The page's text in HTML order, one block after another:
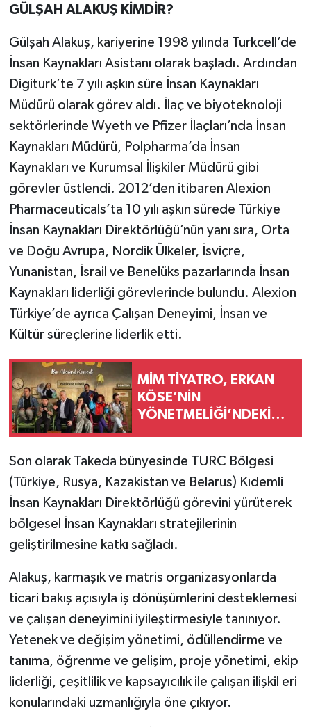
GÜLŞAH ALAKUŞ KİMDİR?
Gülşah Alakuş, kariyerine 1998 yılında Turkcell’de
İnsan Kaynakları Asistanı olarak başladı. Ardından
Digiturk’te 7 yılı aşkın süre İnsan Kaynakları
Müdürü olarak görev aldı. İlaç ve biyoteknoloji
sektörlerinde Wyeth ve Pfizer İlaçları’nda İnsan
Kaynakları Müdürü, Polpharma’da İnsan
Kaynakları ve Kurumsal İlişkiler Müdürü gibi
görevler üstlendi. 2012’den itibaren Alexion
Pharmaceuticals’ta 10 yılı aşkın sürede Türkiye
İnsan Kaynakları Direktörlüğü’nün yanı sıra, Orta
ve Doğu Avrupa, Nordik Ülkeler, İsviçre,
Yunanistan, İsrail ve Benelüks pazarlarında İnsan
Kaynakları liderliği görevlerinde bulundu. Alexion
Türkiye’de ayrıca Çalışan Deneyimi, İnsan ve
Kültür süreçlerine liderlik etti.
MİM TİYATRO, ERKAN
KÖSE’NİN
YÖNETMELİĞİ’NDEKİ
Son olarak Takeda bünyesinde TURC Bölgesi
(Türkiye, Rusya, Kazakistan ve Belarus) Kıdemli
İnsan Kaynakları Direktörlüğü görevini yürüterek
bölgesel İnsan Kaynakları stratejilerinin
geliştirilmesine katkı sağladı.
Alakuş, karmaşık ve matris organizasyonlarda
ticari bakış açısıyla iş dönüşümlerini desteklemesi
ve çalışan deneyimini iyileştirmesiyle tanınıyor.
Yetenek ve değişim yönetimi, ödüllendirme ve
tanıma, öğrenme ve gelişim, proje yönetimi, ekip
liderliği, çeşitlilik ve kapsayıcılık ile çalışan ilişkil eri
konularındaki uzmanlığıyla öne çıkıyor.